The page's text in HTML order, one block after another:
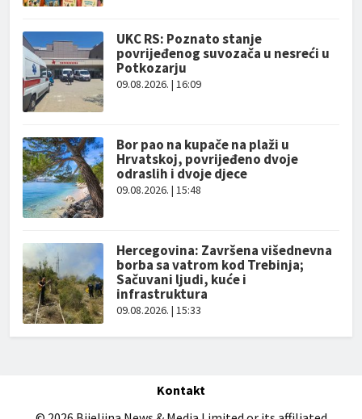
UKC RS: Poznato stanje
povrijeđenog suvozača u nesreći u
Potkozarju
09.08.2026. | 16:09
Bor pao na kupače na plaži u
Hrvatskoj, povrijeđeno dvoje
odraslih i dvoje djece
09.08.2026. | 15:48
Hercegovina: Završena višednevna
borba sa vatrom kod Trebinja;
Sačuvani ljudi, kuće i
infrastruktura
09.08.2026. | 15:33
Kontakt